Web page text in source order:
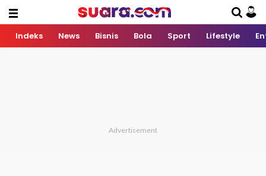
Indeks News Bisnis Bola Sport Lifestyle